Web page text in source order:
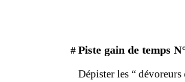
# Piste gain de temps
Dépister les “ dévoreurs